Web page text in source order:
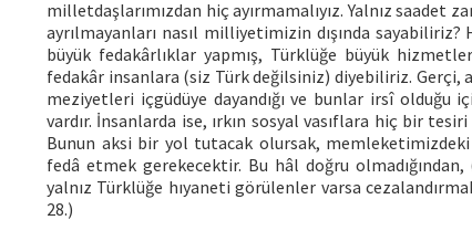
milletdaşlarımızdan hiç ayırmamalıyız. Yalnız saadet
ayrılmayanları nasıl milliyetimizin dışında
büyük fedakârlıklar yapmış, Türklüğe büyük
fedakâr insanlara (siz Türk değilsiniz) diyebiliriz. Gerçi,
meziyetleri içgüdüye dayandığı ve bunlar irsî olduğu
vardır. İnsanlarda ise, ırkın sosyal vasıflara hiç bir
Bunun aksi bir yol tutacak olursak, memleketimizdeki
fedâ etmek gerekecektir. Bu hâl doğru
yalnız Türklüğe hıyaneti görülenler varsa
28.)